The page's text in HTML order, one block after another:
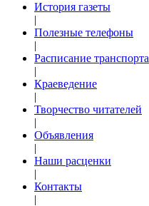
История газеты
|
Полезные телефоны
|
Расписание транспорта
|
Краеведение
|
Творчество читателей
|
Объявления
|
Наши расценки
|
Контакты
|